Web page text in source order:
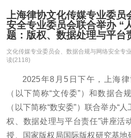
上海律协文化传媒专业委员
安全专业委员会联合举办 “
题：版权、数据处理与平台
文化传媒专业委员会、数据合规与网络安全专
读(2118)
2025年8月5日下午，上海
（以下简称“文传委”）和数据合
（以下简称“数安委”）联合举办“
权、数据处理与平台责任”讲座活
授、国家版权局国际版权研究基地